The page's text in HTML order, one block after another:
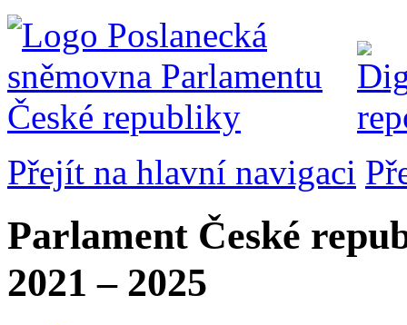
Přejít na hlavní navigaci
Parlament České
2021 – 2025